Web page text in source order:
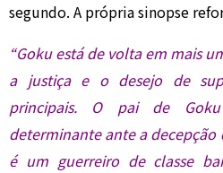
segundo. A própria sinopse
“Goku está de volta em mais
a justiça e o desejo de
principais. O pai de
determinante ante a
é um guerreiro de classe